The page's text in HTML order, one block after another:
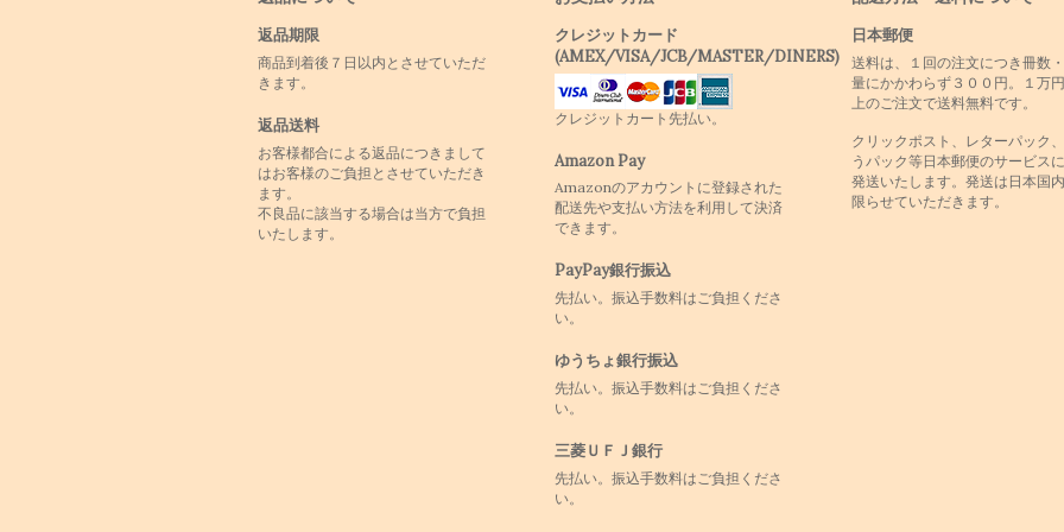
返品期限
商品到着後７日以内とさせていただ
きます。
返品送料
お客様都合による返品につきまして
はお客様のご負担とさせていただき
ます。
不良品に該当する場合は当方で負担
いたします。
クレジットカード
(AMEX/VISA/JCB/MASTER/DINERS)
クレジットカート先払い。
Amazon Pay
Amazonのアカウントに登録された
配送先や支払い方法を利用して決済
できます。
PayPay銀行振込
先払い。振込手数料はご負担くださ
い。
ゆうちょ銀行振込
先払い。振込手数料はご負担くださ
い。
三菱ＵＦＪ銀行
先払い。振込手数料はご負担くださ
い。
日本郵便
送料は、１回の注文につき冊数
量にかかわらず３００円。１万
上のご注文で送料無料です。
クリックポスト、レターパック
うパック等日本郵便のサービス
発送いたします。発送は日本国
限らせていただきます。